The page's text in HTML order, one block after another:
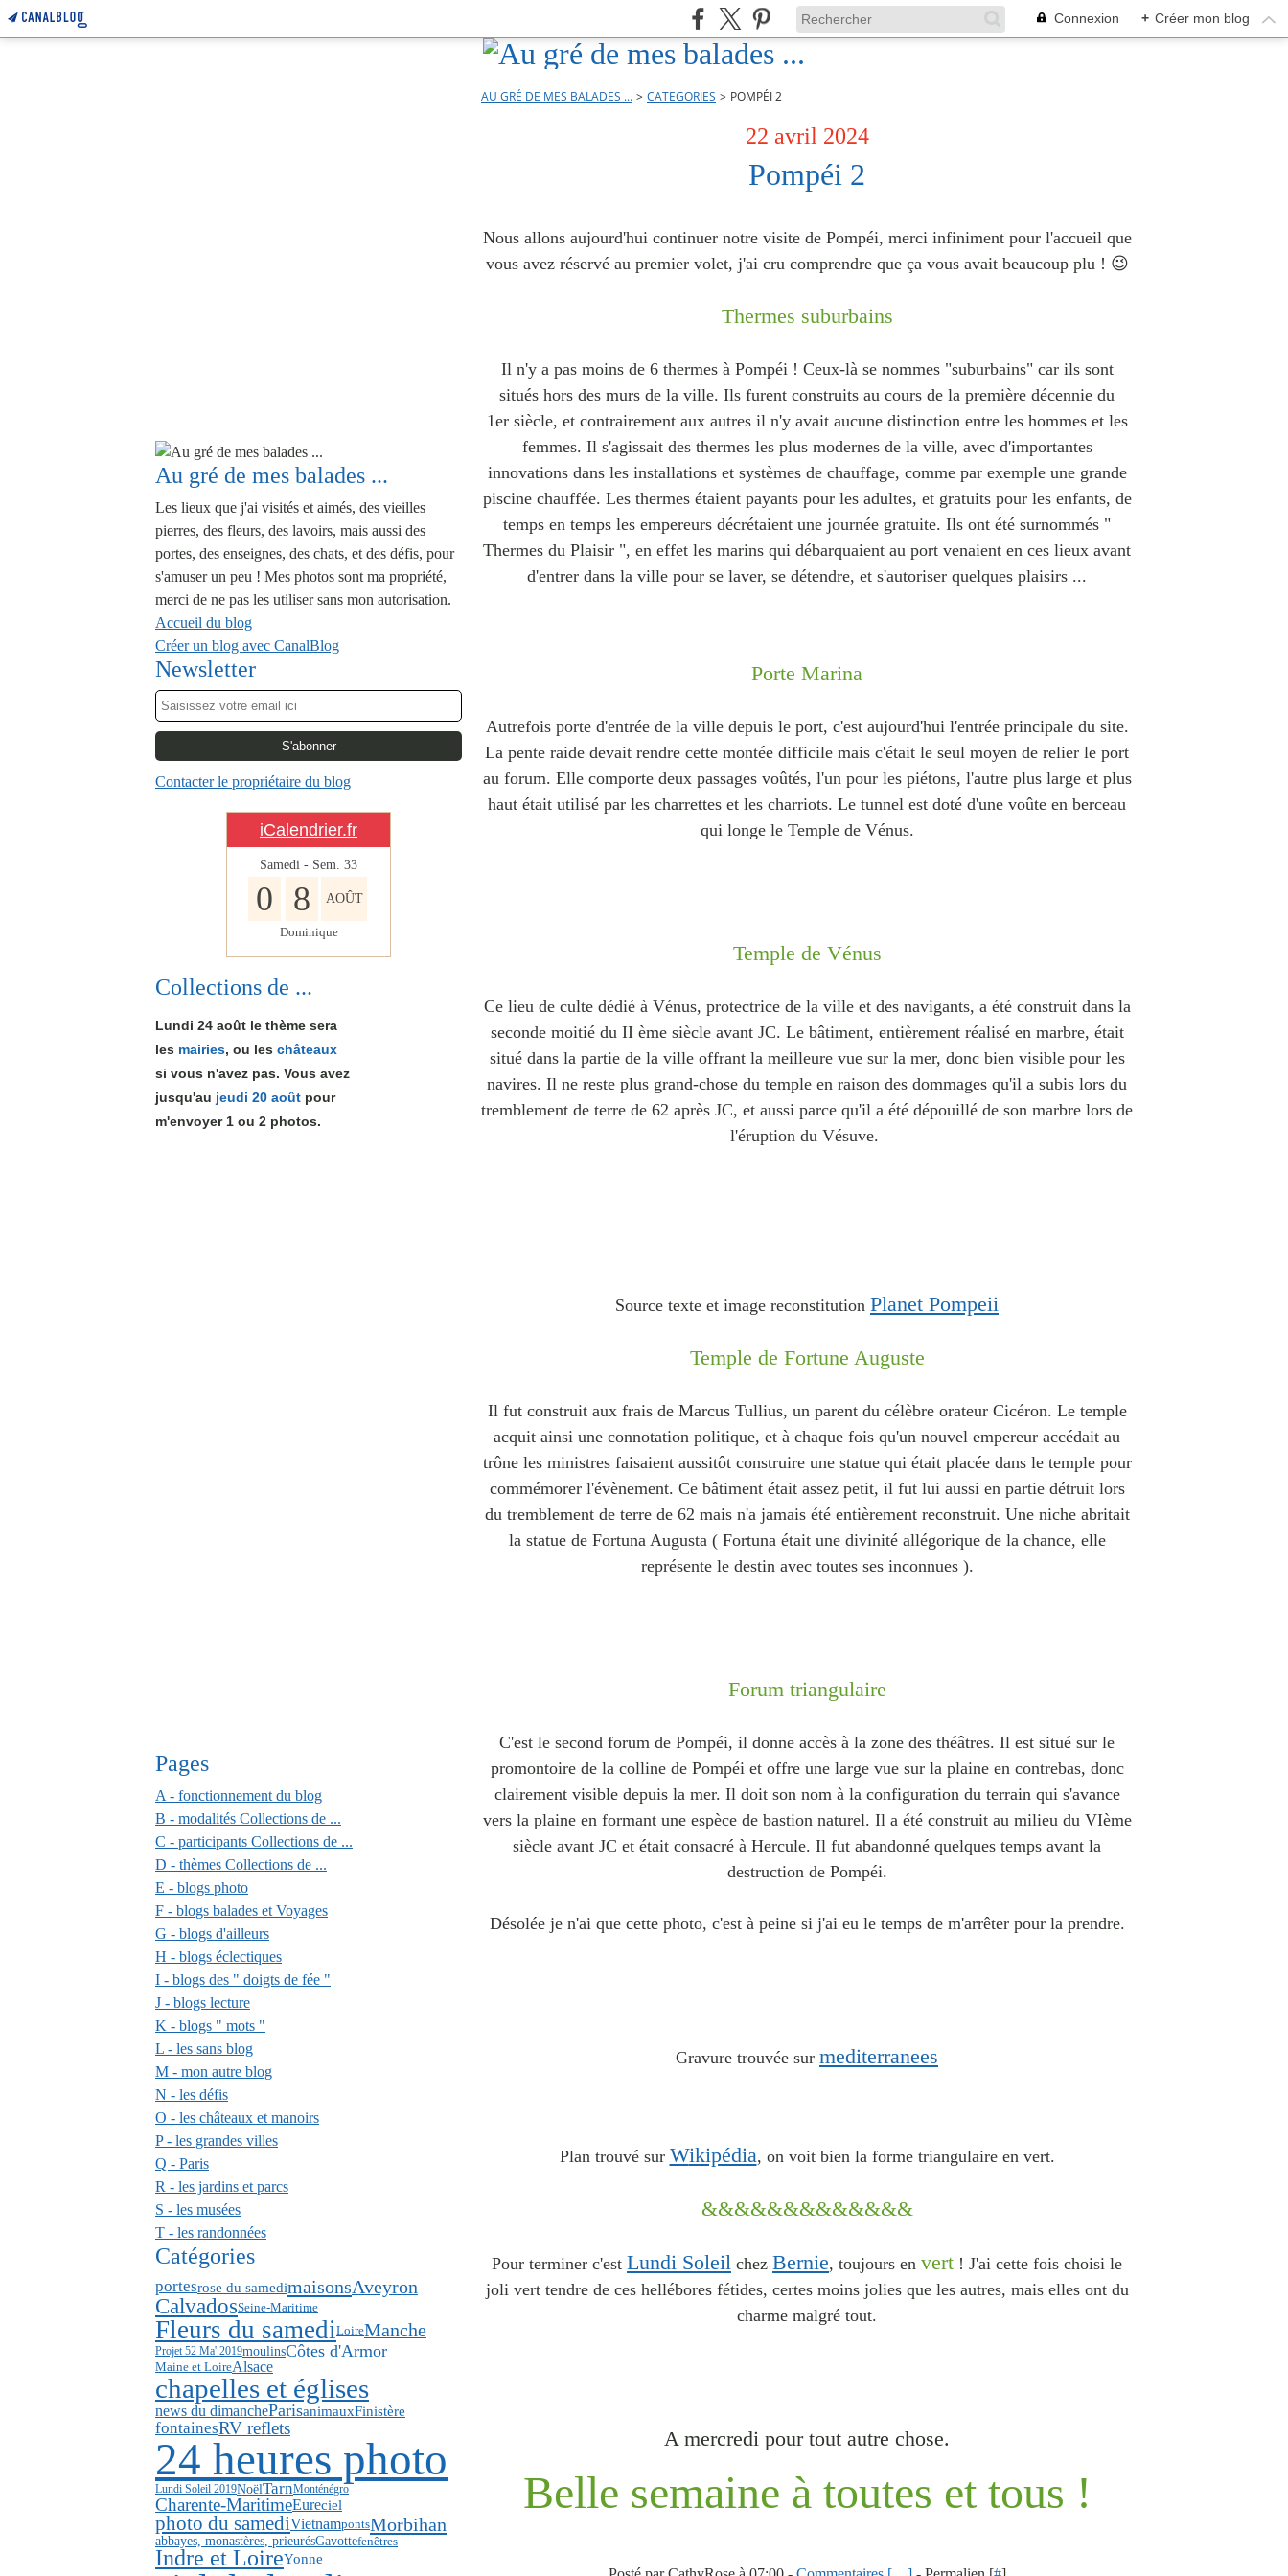
Connexion + Créer mon blog
Au gré de mes balades ...
Les lieux que j'ai visités et aimés, des vieilles
pierres, des fleurs, des lavoirs, mais aussi des
portes, des enseignes, des chats, et des défis, pour
s'amuser un peu ! Mes photos sont ma propriété,
merci de ne pas les utiliser sans mon autorisation.
Accueil du blog
Créer un blog avec CanalBlog
Newsletter
Contacter le propriétaire du blog
iCalendrier.fr
Samedi - Sem. 33
0 8 AOÛT
Dominique
Collections de ...
Lundi 24 août le thème sera
les mairies, ou les châteaux
si vous n'avez pas. Vous avez
jusqu'au jeudi 20 août pour
m'envoyer 1 ou 2 photos.
Pages
A - fonctionnement du blog
B - modalités Collections de ...
C - participants Collections de ...
D - thèmes Collections de ...
E - blogs photo
F - blogs balades et Voyages
G - blogs d'ailleurs
H - blogs éclectiques
I - blogs des " doigts de fée "
J - blogs lecture
K - blogs " mots "
L - les sans blog
M - mon autre blog
N - les défis
O - les châteaux et manoirs
P - les grandes villes
Q - Paris
R - les jardins et parcs
S - les musées
T - les randonnées
Catégories
portesrose du samedimaisonsAveyron
CalvadosSeine-Maritime
Fleurs du samediLoireManche
Projet 52 Ma' 2019moulinsCôtes d'Armor
Maine et LoireAlsace
chapelles et églises
news du dimancheParisanimauxFinistère
fontainesRV reflets
24 heures photo
Lundi Soleil 2019NoëlTarnMonténégro
Charente-MaritimeEureciel
photo du samediVietnampontsMorbihan
abbayes, monastères, prieurésGavottefenêtres
Indre et LoireYonne
AU GRÉ DE MES BALADES ... > CATEGORIES > POMPÉI 2
22 avril 2024
Pompéi 2
Nous allons aujourd'hui continuer notre visite de Pompéi, merci infiniment pour l'accueil que
vous avez réservé au premier volet, j'ai cru comprendre que ça vous avait beaucoup plu ! 😉
Thermes suburbains
Il n'y a pas moins de 6 thermes à Pompéi ! Ceux-là se nommes "suburbains" car ils sont
situés hors des murs de la ville. Ils furent construits au cours de la première décennie du
1er siècle, et contrairement aux autres il n'y avait aucune distinction entre les hommes et les
femmes. Il s'agissait des thermes les plus modernes de la ville, avec d'importantes
innovations dans les installations et systèmes de chauffage, comme par exemple une grande
piscine chauffée. Les thermes étaient payants pour les adultes, et gratuits pour les enfants, de
temps en temps les empereurs décrétaient une journée gratuite. Ils ont été surnommés "
Thermes du Plaisir ", en effet les marins qui débarquaient au port venaient en ces lieux avant
d'entrer dans la ville pour se laver, se détendre, et s'autoriser quelques plaisirs ...
Porte Marina
Autrefois porte d'entrée de la ville depuis le port, c'est aujourd'hui l'entrée principale du site.
La pente raide devait rendre cette montée difficile mais c'était le seul moyen de relier le port
au forum. Elle comporte deux passages voûtés, l'un pour les piétons, l'autre plus large et plus
haut était utilisé par les charrettes et les charriots. Le tunnel est doté d'une voûte en berceau
qui longe le Temple de Vénus.
Temple de Vénus
Ce lieu de culte dédié à Vénus, protectrice de la ville et des navigants, a été construit dans la
seconde moitié du II ème siècle avant JC. Le bâtiment, entièrement réalisé en marbre, était
situé dans la partie de la ville offrant la meilleure vue sur la mer, donc bien visible pour les
navires. Il ne reste plus grand-chose du temple en raison des dommages qu'il a subis lors du
tremblement de terre de 62 après JC, et aussi parce qu'il a été dépouillé de son marbre lors de
l'éruption du Vésuve.
Source texte et image reconstitution Planet Pompeii
Temple de Fortune Auguste
Il fut construit aux frais de Marcus Tullius, un parent du célèbre orateur Cicéron. Le temple
acquit ainsi une connotation politique, et à chaque fois qu'un nouvel empereur accédait au
trône les ministres faisaient aussitôt construire une statue qui était placée dans le temple pour
commémorer l'évènement. Ce bâtiment était assez petit, il fut lui aussi en partie détruit lors
du tremblement de terre de 62 mais n'a jamais été entièrement reconstruit. Une niche abritait
la statue de Fortuna Augusta ( Fortuna était une divinité allégorique de la chance, elle
représente le destin avec toutes ses inconnues ).
Forum triangulaire
C'est le second forum de Pompéi, il donne accès à la zone des théâtres. Il est situé sur le
promontoire de la colline de Pompéi et offre une large vue sur la plaine en contrebas, donc
clairement visible depuis la mer. Il doit son nom à la configuration du terrain qui s'avance
vers la plaine en formant une espèce de bastion naturel. Il a été construit au milieu du VIème
siècle avant JC et était consacré à Hercule. Il fut abandonné quelques temps avant la
destruction de Pompéi.
Désolée je n'ai que cette photo, c'est à peine si j'ai eu le temps de m'arrêter pour la prendre.
Gravure trouvée sur mediterranees
Plan trouvé sur Wikipédia, on voit bien la forme triangulaire en vert.
&&&&&&&&&&&&&
Pour terminer c'est Lundi Soleil chez Bernie, toujours en vert ! J'ai cette fois choisi le
joli vert tendre de ces hellébores fétides, certes moins jolies que les autres, mais elles ont du
charme malgré tout.
A mercredi pour tout autre chose.
Belle semaine à toutes et tous !